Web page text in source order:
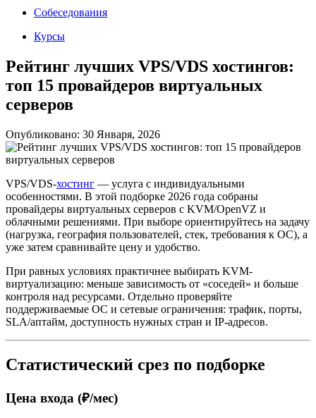
Собеседования
Курсы
Рейтинг лучших VPS/VDS хостингов:
топ 15 провайдеров виртуальных
серверов
Опубликовано: 30 Января, 2026
VPS/VDS-хостинг — услуга с индивидуальными
особенностями. В этой подборке 2026 года собраны
провайдеры виртуальных серверов с KVM/OpenVZ и
облачными решениями. При выборе ориентируйтесь на задачу
(нагрузка, география пользователей, стек, требования к ОС), а
уже затем сравнивайте цену и удобство.
При равных условиях практичнее выбирать KVM-
виртуализацию: меньше зависимость от «соседей» и больше
контроля над ресурсами. Отдельно проверяйте
поддерживаемые ОС и сетевые ограничения: трафик, порты,
SLA/аптайм, доступность нужных стран и IP-адресов.
Статистический срез по подборке
Цена входа (₽/мес)